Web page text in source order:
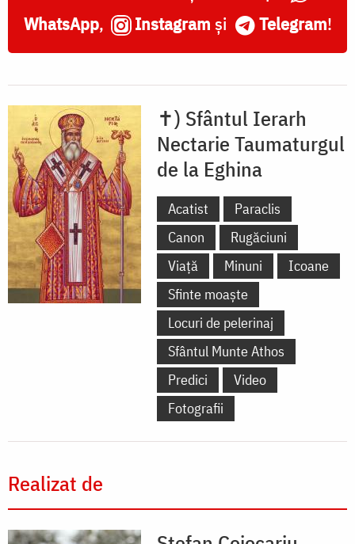
WhatsApp, Instagram și Telegram!
✝) Sfântul Ierarh
Nectarie Taumaturgul
de la Eghina
Acatist
Paraclis
Canon
Rugăciuni
Viață
Minuni
Icoane
Sfinte moaște
Locuri de pelerinaj
Sfântul Munte Athos
Predici
Video
Fotografii
Realizat de